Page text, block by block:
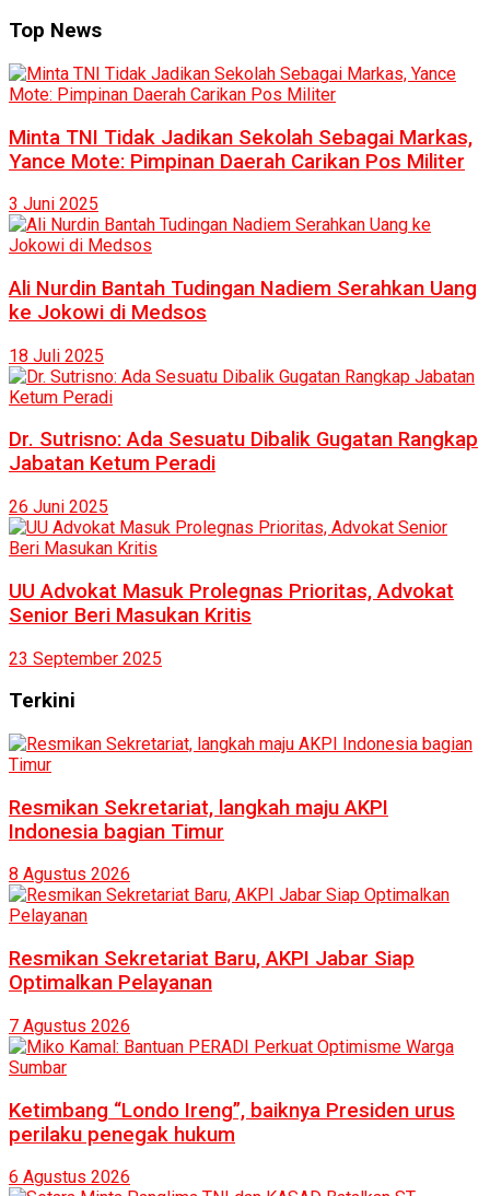
Top News
Minta TNI Tidak Jadikan Sekolah Sebagai Markas,
Yance Mote: Pimpinan Daerah Carikan Pos Militer
3 Juni 2025
Ali Nurdin Bantah Tudingan Nadiem Serahkan Uang
ke Jokowi di Medsos
18 Juli 2025
Dr. Sutrisno: Ada Sesuatu Dibalik Gugatan Rangkap
Jabatan Ketum Peradi
26 Juni 2025
UU Advokat Masuk Prolegnas Prioritas, Advokat
Senior Beri Masukan Kritis
23 September 2025
Terkini
Resmikan Sekretariat, langkah maju AKPI
Indonesia bagian Timur
8 Agustus 2026
Resmikan Sekretariat Baru, AKPI Jabar Siap
Optimalkan Pelayanan
7 Agustus 2026
Ketimbang “Londo Ireng”, baiknya Presiden urus
perilaku penegak hukum
6 Agustus 2026